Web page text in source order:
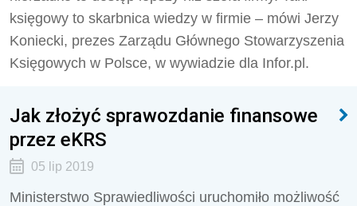
księgowy to skarbnica wiedzy w firmie – mówi Jerzy
Koniecki, prezes Zarządu Głównego Stowarzyszenia
Księgowych w Polsce, w wywiadzie dla Infor.pl.
Jak złożyć sprawozdanie finansowe
przez eKRS
05 lip 2019
Ministerstwo Sprawiedliwości uruchomiło możliwość